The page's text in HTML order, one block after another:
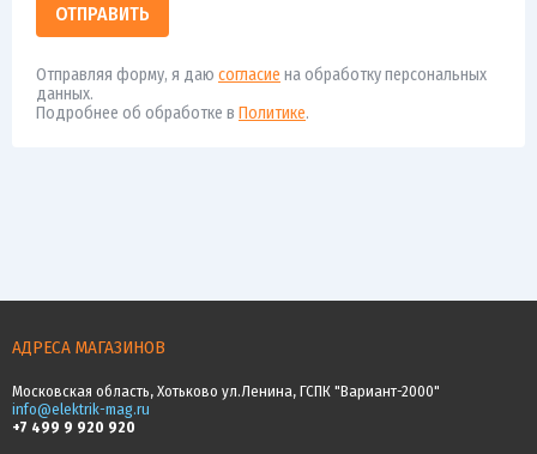
ОТПРАВИТЬ
Отправляя форму, я даю согласие на обработку персональных
данных.
Подробнее об обработке в Политике.
АДРЕСА МАГАЗИНОВ
Московская область, Хотьково ул.Ленина, ГСПК "Вариант-2000"
info@elektrik-mag.ru
+7 499 9 920 920